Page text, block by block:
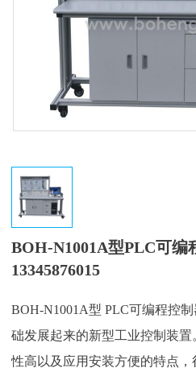
BOH-N1001A型PLC可编
13345876015
BOH-N1001A型 PLC可编程控
础发展起来的新型工业控制装
性高以及应用安装方便的特点